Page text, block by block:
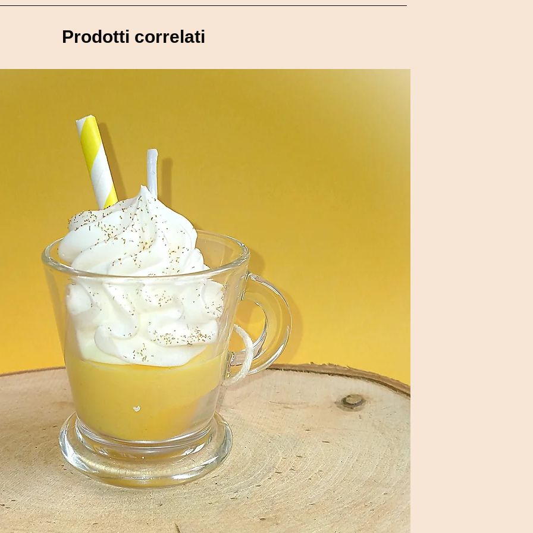
Prodotti correlati
de la cire et de récupérer un contenant propre Evitez de laisser la bougie allumée
est imaginé et confectionné avec passion dans notre atelier de SAINT-VIVIEN en Charente
de vous garantir une qualité optimale et des finitions soignées. Expédition La durée
(Tarifs calculés selon le poids du colis). En point relais – 72h / 96h Une solution pratique et
près de chez vous. (Tarifs calculés selon le poids du colis). Livraison offerte La livraison
de notre e-mail de confirmation vous informant que votre commande est prête. Retours et
est protégée avec soin afin de garantir une réception en parfait état. Colis
merci de nous contacter dans un délai de 48 heures après réception, en nous
et intérieur) Des photos des articles concernés Votre numéro de commande Nous vous
dans les meilleurs délais. Colis perdu ou non reçu: En cas d’anomalie indiquée sur le suivi ou
qu’une réclamation soit ouverte auprès du transporteur. Retours et remboursement:
vous disposez d’un délai de 14 jours après réception pour exercer votre droit de
Les articles devront être retournés : Non utilisés Dans leur état d’origine Dans leur
vérification des produits retournés (non utilisés et intacts), le remboursement sera effectué
moyen de paiement que celui utilisé lors de la commande. Les frais de retour restent à la
sont sécurisés et s’effectuent via les moyens proposés sur le site. La commande sera
du paiement.